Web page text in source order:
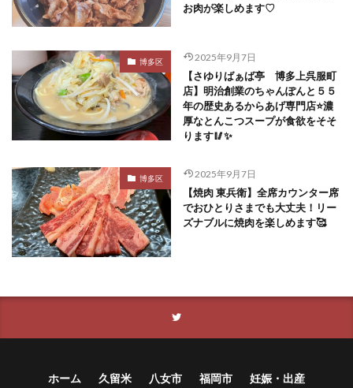
お肉が楽しめます♡
博多区 2025年9月7日
【さゆりばぁば亭 博多上呉服町
店】明治創業のちゃんぽんと５５
年の歴史あるからあげ専門店⭐️濃
厚なとんこつスープが食欲をそそ
ります🥢✨
博多区 2025年9月7日
【焼肉 東兵衛】全席カウンター席
でおひとりさまでも大丈夫！リー
ズナブルに焼肉を楽しめます🥰
ホーム 久留米 八女市 福岡市 妊娠・出産